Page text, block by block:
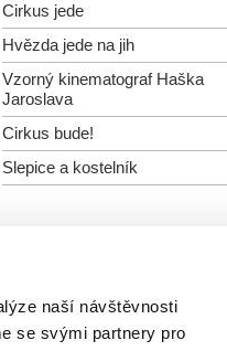
naší návštěvnosti
se svými partnery pro
Cirkus jede
Hvězda jede na jih
Vzorný kinematograf Haška
Jaroslava
Cirkus bude!
Slepice a kostelník